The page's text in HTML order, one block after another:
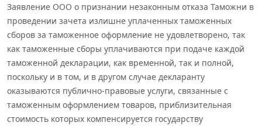
Заявление ООО о признании незаконным отказа Таможни в
проведении зачета излишне уплаченных таможенных
сборов за таможенное оформление не удовлетворено, так
как таможенные сборы уплачиваются при подаче каждой
таможенной декларации, как временной, так и полной,
поскольку и в том, и в другом случае декларанту
оказываются публично-правовые услуги, связанные с
таможенным оформлением товаров, приблизительная
стоимость которых компенсируется государству